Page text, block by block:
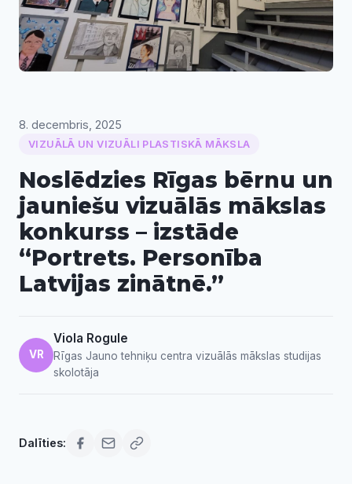
8. decembris, 2025
VIZUĀLĀ UN VIZUĀLI PLASTISKĀ MĀKSLA
Noslēdzies Rīgas bērnu un
jauniešu vizuālās mākslas
konkurss – izstāde
“Portrets. Personība
Latvijas zinātnē.”
VR
Viola Rogule
Rīgas Jauno tehniķu centra vizuālās mākslas studijas
skolotāja
Dalīties: